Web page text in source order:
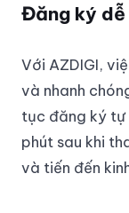
Đăng ký dễ
Với AZDIGI,
và nhanh
tục đăng ký tự
phút sau khi
và tiến đến